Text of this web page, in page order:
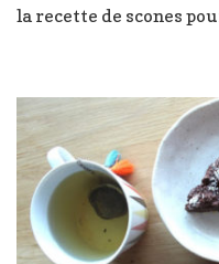
la recette de scones